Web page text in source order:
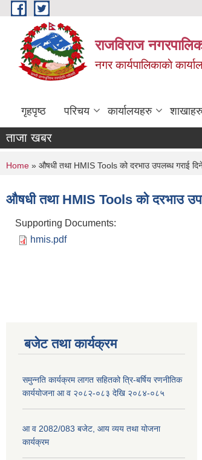
Skip to main content
राजविराज
नगर कार्यपालिकाकाे
गृहपृष्ठ परिचय कार्यालयहरु शाखाहरु
ताजा खबर
You are here
Home » औषधी तथा HMIS Tools को दरभाउ उपलब्ध गराई
औषधी तथा HMIS Tools को दरभाउ
Supporting Documents:
hmis.pdf
बजेट तथा कार्यक्रम
समुन्नति कार्यक्रम लागत सहितको त्रि-बर्षिय रणनीतिक
कार्ययोजना आ व २०८२-०८३ देखि २०८४-०८५
आ व 2082/083 बजेट, आय व्यय तथा योजना
कार्यक्रम